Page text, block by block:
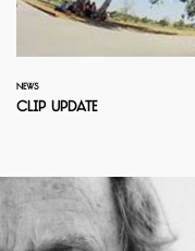
NEWS
Clip Update